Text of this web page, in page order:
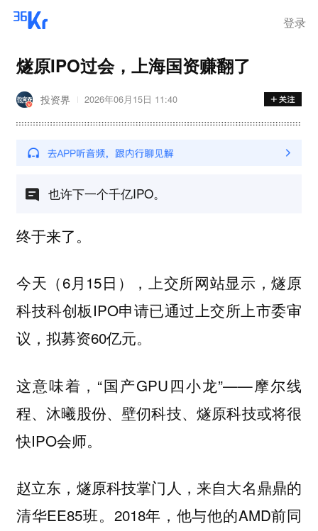
登录
燧原IPO过会，上海国资赚翻了
投资界 2026年06月15日 11:40
也许下一个千亿IPO。
终于来了。
今天（6月15日），上交所网站显示，燧原
科技科创板IPO申请已通过上交所上市委审
议，拟募资60亿元。
这意味着，“国产GPU四小龙”——摩尔线
程、沐曦股份、壁仞科技、燧原科技或将很
快IPO会师。
赵立东，燧原科技掌门人，来自大名鼎鼎的
清华EE85班。2018年，他与他的AMD前同